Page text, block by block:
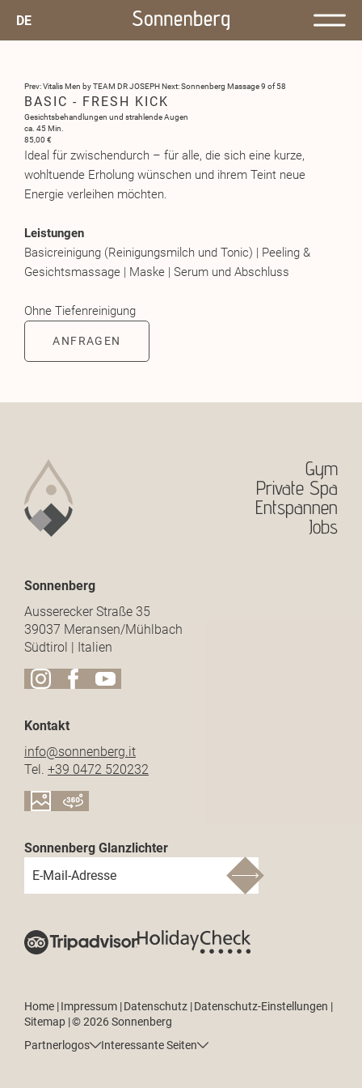
DE
Prev: Vitalis Men by TEAM DR JOSEPHNext: Sonnenberg Massage9 of 58
BASIC - FRESH KICK
Gesichtsbehandlungen und strahlende Augen
ca. 45 Min.
85,00 €
Ideal für zwischendurch – für alle, die sich eine kurze,
wohltuende Erholung wünschen und ihrem Teint neue
Energie verleihen möchten.
Leistungen
Basicreinigung (Reinigungsmilch und Tonic) | Peeling &
Gesichtsmassage | Maske | Serum und Abschluss
Ohne Tiefenreinigung
ANFRAGEN
Gym
Private Spa
Entspannen
Jobs
Sonnenberg
Ausserecker Straße 35
39037 Meransen/Mühlbach
Südtirol | Italien
Kontakt
info@sonnenberg.it
Tel. +39 0472 520232
Sonnenberg Glanzlichter
E-Mail-Adresse
Home |Impressum |Datenschutz |Datenschutz-Einstellungen |
Sitemap |© 2026 Sonnenberg
Partnerlogos
Interessante Seiten